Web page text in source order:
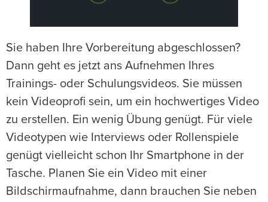
Sie haben Ihre Vorbereitung abgeschlossen?
Dann geht es jetzt ans Aufnehmen Ihres
Trainings- oder Schulungsvideos. Sie müssen
kein Videoprofi sein, um ein hochwertiges Video
zu erstellen. Ein wenig Übung genügt. Für viele
Videotypen wie Interviews oder Rollenspiele
genügt vielleicht schon Ihr Smartphone in der
Tasche. Planen Sie ein Video mit einer
Bildschirmaufnahme, dann brauchen Sie neben